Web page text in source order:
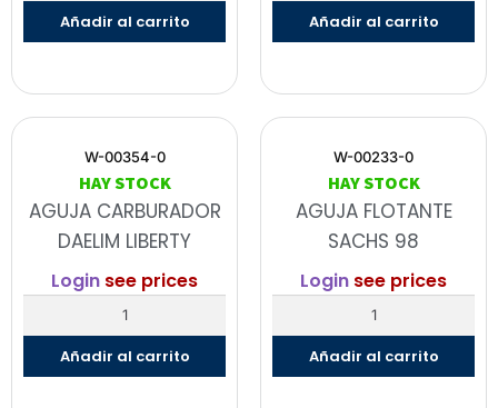
Añadir al carrito Añadir al carrito
W-00354-0
HAY STOCK
AGUJA CARBURADOR
DAELIM LIBERTY
Login see prices
Añadir al carrito
W-00233-0
HAY STOCK
AGUJA FLOTANTE
SACHS 98
Login see prices
Añadir al carrito